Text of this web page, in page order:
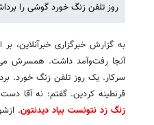
روز تلفن زنگ خورد گوشی را
به گزارش خبرگزاری
سرکار. یک روز تلفن زنگ خورد.
قرنطینه کردین. گفتم: نه آقا
زنگ زد نتونست بیاد دیدنتون.